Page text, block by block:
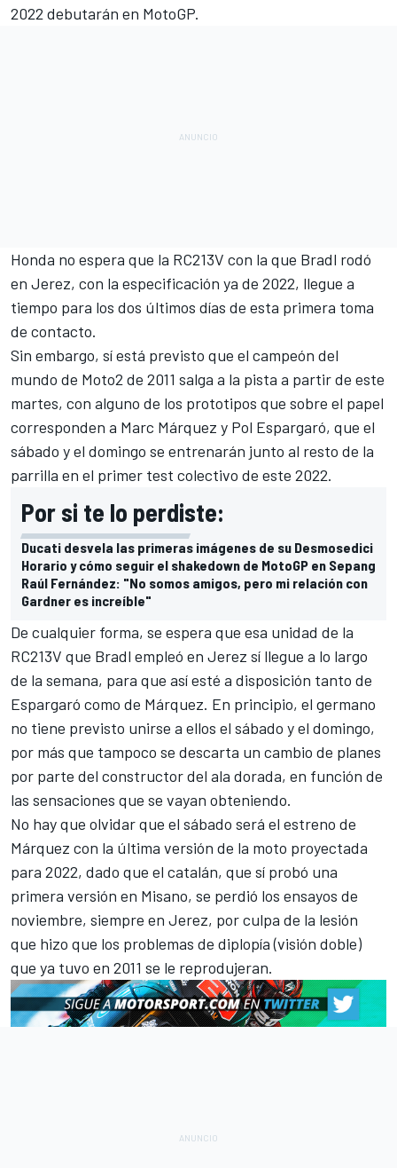
2022 debutarán en MotoGP.
Honda no espera que la RC213V con la que Bradl rodó
en Jerez, con la especificación ya de 2022, llegue a
tiempo para los dos últimos días de esta primera toma
de contacto.
Sin embargo, sí está previsto que el campeón del
mundo de Moto2 de 2011 salga a la pista a partir de este
martes, con alguno de los prototipos que sobre el papel
corresponden a Marc Márquez y Pol Espargaró, que el
sábado y el domingo se entrenarán junto al resto de la
parrilla en el primer test colectivo de este 2022.
Por si te lo perdiste:
Ducati desvela las primeras imágenes de su Desmosedici
Horario y cómo seguir el shakedown de MotoGP en Sepang
Raúl Fernández: "No somos amigos, pero mi relación con
Gardner es increíble"
De cualquier forma, se espera que esa unidad de la
RC213V que Bradl empleó en Jerez sí llegue a lo largo
de la semana, para que así esté a disposición tanto de
Espargaró como de Márquez. En principio, el germano
no tiene previsto unirse a ellos el sábado y el domingo,
por más que tampoco se descarta un cambio de planes
por parte del constructor del ala dorada, en función de
las sensaciones que se vayan obteniendo.
No hay que olvidar que el sábado será el estreno de
Márquez con la última versión de la moto proyectada
para 2022, dado que el catalán, que sí probó una
primera versión en Misano, se perdió los ensayos de
noviembre, siempre en Jerez, por culpa de la lesión
que hizo que los problemas de diplopía (visión doble)
que ya tuvo en 2011 se le reprodujeran.